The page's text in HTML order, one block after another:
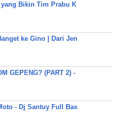
Bikin Tim Prabu K
ke Gino | Dari Jen
GEPENG? (PART 2) -
- Dj Santuy Full Bas